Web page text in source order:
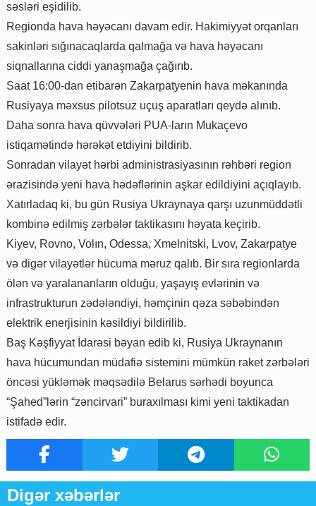
səsləri eşidilib.
Regionda hava həyəcanı davam edir. Hakimiyyət orqanları
sakinləri sığınacaqlarda qalmağa və hava həyəcanı
siqnallarına ciddi yanaşmağa çağırıb.
Saat 16:00-dan etibarən Zakarpatyenin hava məkanında
Rusiyaya məxsus pilotsuz uçuş aparatları qeydə alınıb.
Daha sonra hava qüvvələri PUA-ların Mukaçevo
istiqamətində hərəkət etdiyini bildirib.
Sonradan vilayət hərbi administrasiyasının rəhbəri region
ərazisində yeni hava hədəflərinin aşkar edildiyini açıqlayıb.
Xatırladaq ki, bu gün Rusiya Ukraynaya qarşı uzunmüddətli
kombinə edilmiş zərbələr taktikasını həyata keçirib.
Kiyev, Rovno, Volın, Odessa, Xmelnitski, Lvov, Zakarpatye
və digər vilayətlər hücuma məruz qalıb. Bir sıra regionlarda
ölən və yaralananların olduğu, yaşayış evlərinin və
infrastrukturun zədələndiyi, həmçinin qəza səbəbindən
elektrik enerjisinin kəsildiyi bildirilib.
Baş Kəşfiyyat İdarəsi bəyan edib ki, Rusiya Ukraynanın
hava hücumundan müdafiə sistemini mümkün raket zərbələri
öncəsi yükləmək məqsədilə Belarus sərhədi boyunca
“Şahed”lərin “zəncirvari” buraxılması kimi yeni taktikadan
istifadə edir.
Digər xəbərlər